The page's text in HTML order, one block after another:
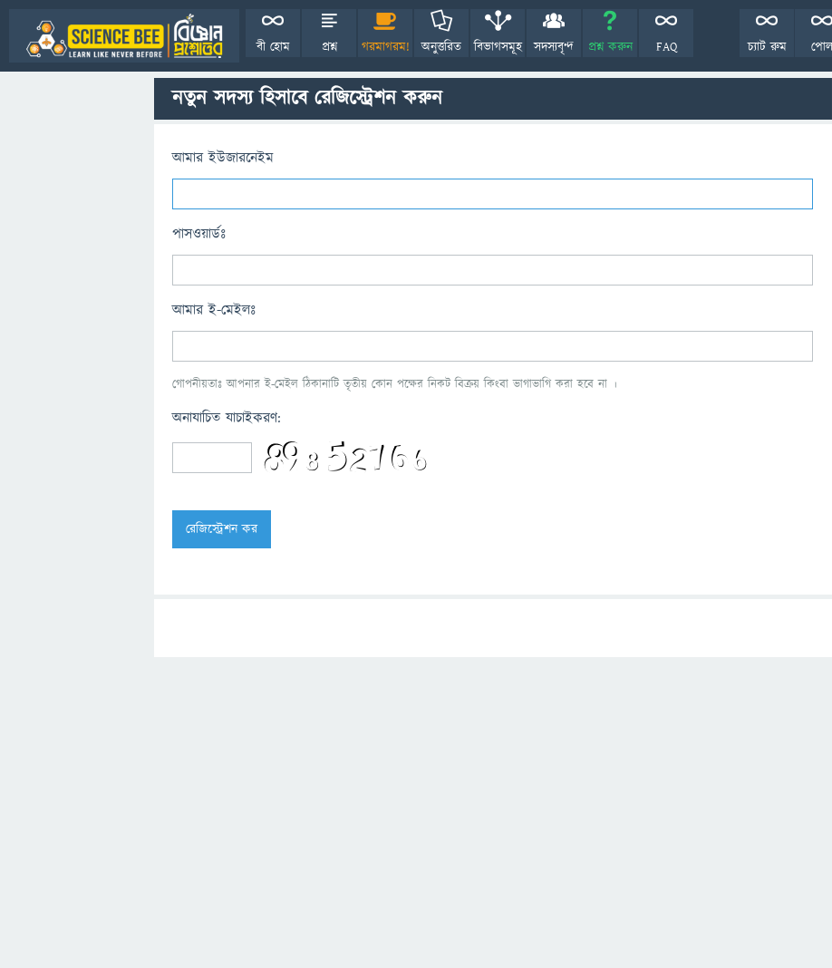
বী হোম প্রশ্ন গরমাগরম! অনুত্তরিত বিভাগসমূহ সদস্যবৃন্দ প্রশ্ন করুন FAQ পোল
চ্যাট রুম
নতুন সদস্য হিসাবে রেজিস্ট্রেশন করুন
আমার ইউজারনেইম
পাসওয়ার্ডঃ
আমার ই-মেইলঃ
গোপনীয়তাঃ আপনার ই-মেইল ঠিকানাটি তৃতীয় কোন পক্ষের নিকট বিক্রয় কিংবা ভাগাভাগি করা হবে না ।
অনাযাচিত যাচাইকরণ: